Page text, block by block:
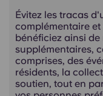
Évitez les tracas
complémentaire et
bénéficiez ainsi
supplémentaires,
comprises, des
résidents, la
soutien, tout en